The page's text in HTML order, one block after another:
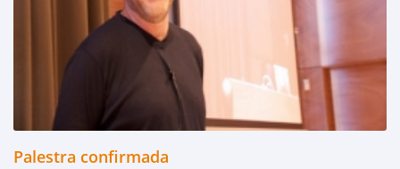
Palestra confirmada